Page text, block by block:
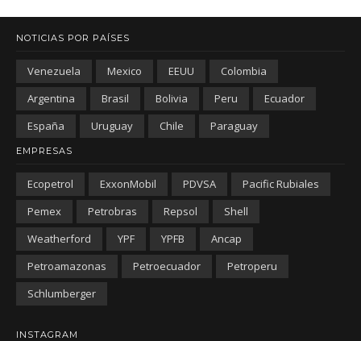
NOTICIAS POR PAÍSES
Venezuela Mexico EEUU
Colombia
Argentina
Brasil Bolivia Peru
Ecuador
España
Uruguay Chile Paraguay
EMPRESAS
Ecopetrol ExxonMobil PDVSA
Pacific Rubiales
Pemex
Petrobras Repsol
Shell
Weatherford
YPF YPFB
Ancap
Petroamazonas
Petroecuador
Petroperu
Schlumberger
INSTAGRAM